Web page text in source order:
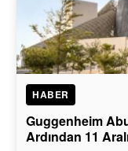
HABER
Guggenheim
Ardından 11